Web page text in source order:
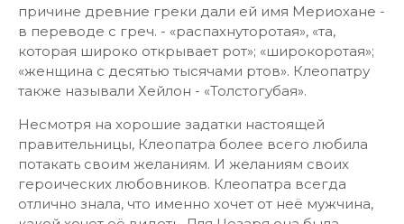
причине древние греки дали ей имя Мериохане -
в переводе с греч. - «распахнуторотая», «та,
которая широко открывает рот»; «широкоротая»;
«женщина с десятью тысячами ртов». Клеопатру
также называли Хейлон - «Толстогубая».
Несмотря на хорошие задатки настоящей
правительницы, Клеопатра более всего любила
потакать своим желаниям. И желаниям своих
героических любовников. Клеопатра всегда
отлично знала, что именно хочет от неё мужчина,